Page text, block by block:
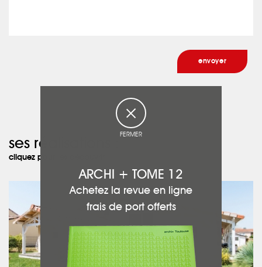
ses réalisations :
cliquez pour les découvrir
FERMER
ARCHI + TOME 12
Achetez la revue en ligne
frais de port offerts